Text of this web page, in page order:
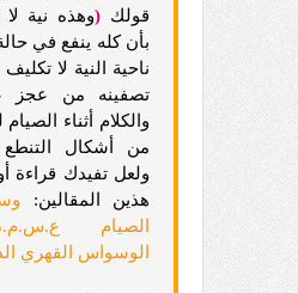
قولك (وهذه نية
بأن كله ينفع في
ناحية النية لا
تصفينه من عجز
والكلام أثناء
من أشكال
ولعل تفيدك قراءة
هذين المقالين:
الوسواس القهري